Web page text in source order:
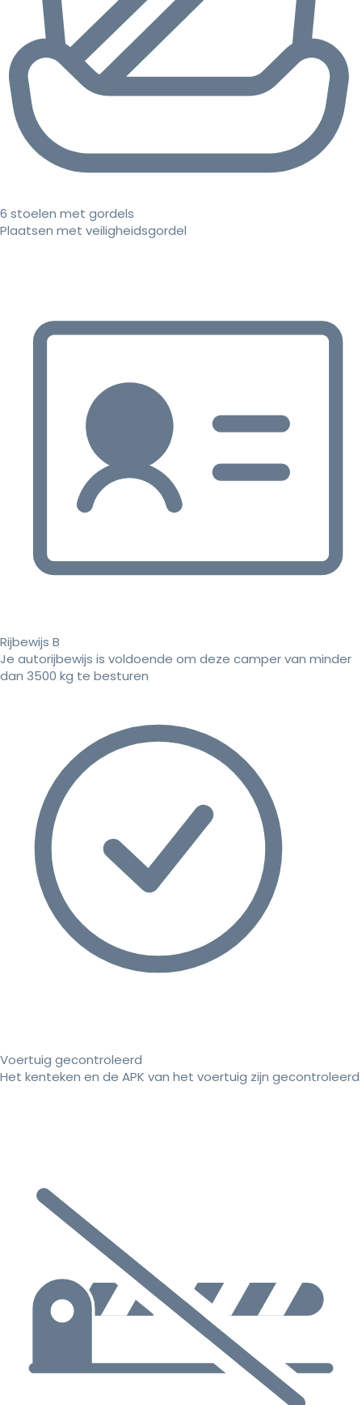
6 stoelen met gordels
Plaatsen met veiligheidsgordel
Rijbewijs B
Je autorijbewijs is voldoende om deze camper van minder
dan 3500 kg te besturen
Voertuig gecontroleerd
Het kenteken en de APK van het voertuig zijn gecontroleerd